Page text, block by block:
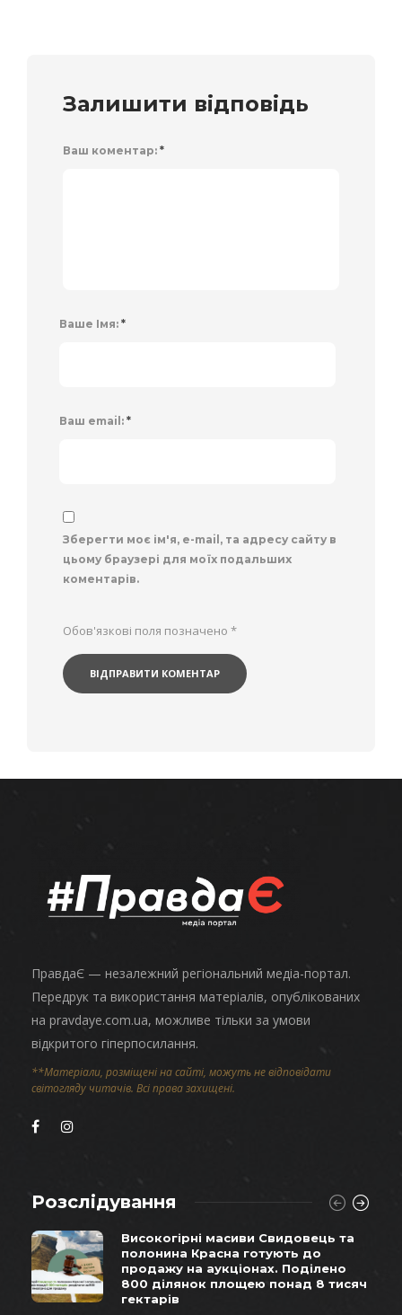
Залишити відповідь
Ваш коментар: *
Ваше Імя: *
Ваш email: *
Зберегти моє ім'я, e-mail, та адресу сайту в
цьому браузері для моїх подальших
коментарів.
Обов'язкові поля позначено *
ПравдаЄ — незалежний регіональний медіа-портал.
Передрук та використання матеріалів, опублікованих
на pravdaye.com.ua, можливе тільки за умови
відкритого гіперпосилання.
**Матеріали, розміщені на сайті, можуть не відповідати
світогляду читачів. Всі права захищені.
Розслідування
Високогірні масиви Свидовець та
полонина Красна готують до
продажу на аукціонах. Поділено
800 ділянок площею понад 8 тисяч
гектарів